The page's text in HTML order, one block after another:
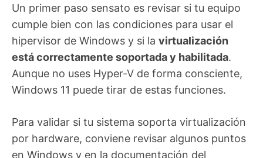
Un primer paso sensato es revisar si tu equipo
cumple bien con las condiciones para usar el
hipervisor de Windows y si la virtualización
está correctamente soportada y habilitada.
Aunque no uses Hyper-V de forma consciente,
Windows 11 puede tirar de estas funciones.
Para validar si tu sistema soporta virtualización
por hardware, conviene revisar algunos puntos
en Windows y en la documentación del